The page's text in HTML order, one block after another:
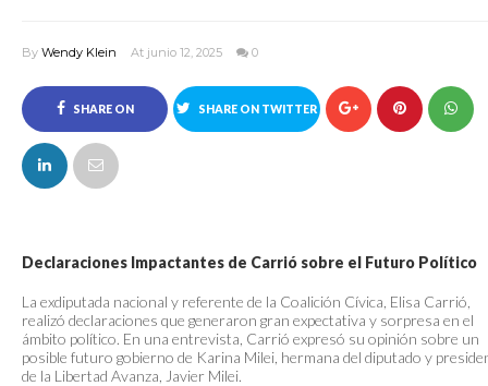
By Wendy Klein At junio 12, 2025 0
SHARE ON
FACEBOOK
SHARE ON TWITTER
Declaraciones Impactantes de Carrió sobre el Futuro Político
La exdiputada nacional y referente de la Coalición Cívica, Elisa Carrió,
realizó declaraciones que generaron gran expectativa y sorpresa en el
ámbito político. En una entrevista, Carrió expresó su opinión sobre un
posible futuro gobierno de Karina Milei, hermana del diputado y
de la Libertad Avanza, Javier Milei.